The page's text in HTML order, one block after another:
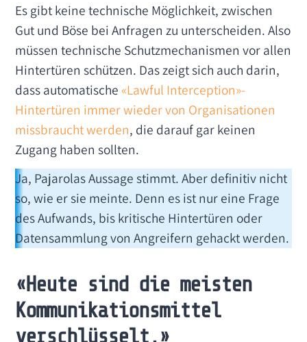
Es gibt keine technische Möglichkeit, zwischen
Gut und Böse bei Anfragen zu unterscheiden. Also
müssen technische Schutzmechanismen vor allen
Hintertüren schützen. Das zeigt sich auch darin,
dass automatische «Lawful Interception»-
Hintertüren immer wieder von Organisationen
missbraucht werden, die darauf gar keinen
Zugang haben sollten.
Ja, Pajarolas Aussage stimmt. Aber definitiv nicht
so, wie er sie meinte. Denn es ist nur eine Frage
des Aufwands, bis kritische Hintertüren oder
Datensammlung von Angreifern gehackt werden.
«Heute sind die meisten
Kommunikationsmittel
verschlüsselt.»